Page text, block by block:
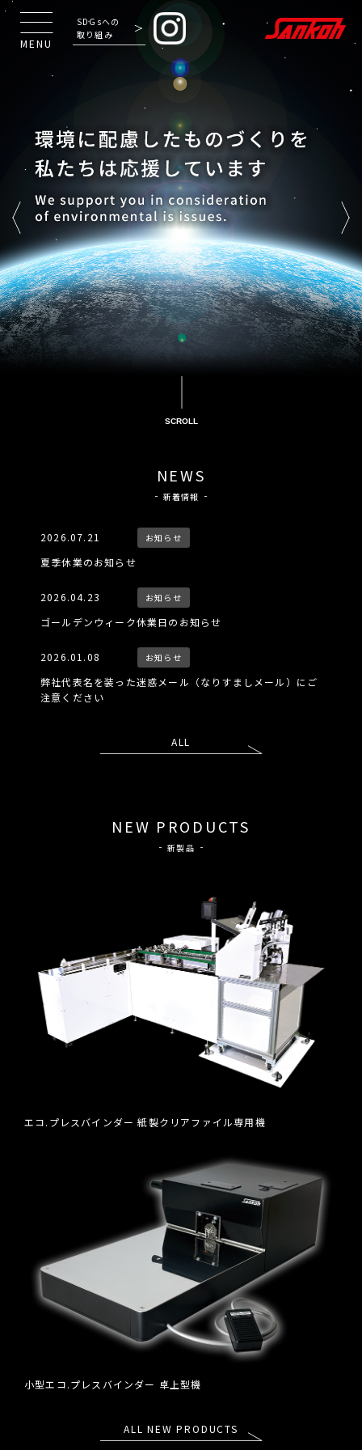
MENU
SDGsへの
取り組み
Previous Next
SCROLL
NEWS
新着情報
2026.07.21 お知らせ
夏季休業のお知らせ
2026.04.23 お知らせ
ゴールデンウィーク休業日のお知らせ
2026.01.08 お知らせ
弊社代表名を装った迷惑メール（なりすましメール）にご
注意ください
ALL
NEW PRODUCTS
新製品
エコ.プレスバインダー 紙製クリアファイル専用機
小型エコ.プレスバインダー 卓上型機
ALL NEW PRODUCTS